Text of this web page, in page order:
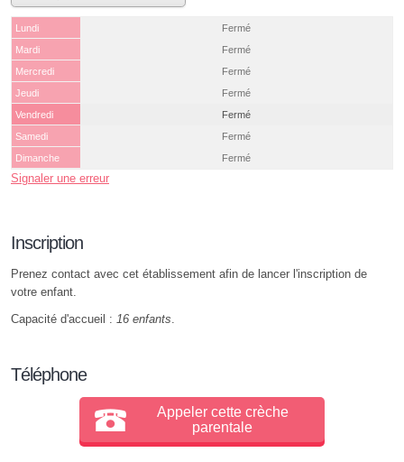
Lundi
Fermé
Mardi
Fermé
Mercredi
Fermé
Jeudi
Fermé
Vendredi
Fermé
Samedi
Fermé
Dimanche
Fermé
Signaler une erreur
Inscription
Prenez contact avec cet établissement afin de lancer l'inscription de
votre enfant.
Capacité d'accueil : 16 enfants
Téléphone
Appeler cette crèche
parentale